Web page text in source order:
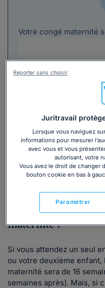
Votre congé maternité
Votre 1er jour de congé
La date de fin de
Comment connaître
maternité ?
Si vous attendez un seul
ou votre deuxième
maternité sera de 16
semaines après). Mais, si
Juritravail
Lorsque vous naviguez
informations pour mesurer
avec vous et vous
autorisant, votre
Vous avez le droit de changer
bouton cookie en bas à
Paramétrer
Reporter sans choisir